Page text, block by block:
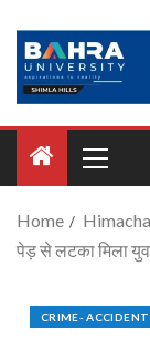
Home
पेड़ से लटका मिला
CRIME- ACCIDENT